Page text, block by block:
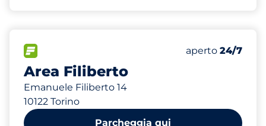
Area Filiberto
Emanuele Filiberto 14
10122 Torino
Numero di posti
Posti totali
Venerdì
aperto 24/7
293 m
Parcheggia qui